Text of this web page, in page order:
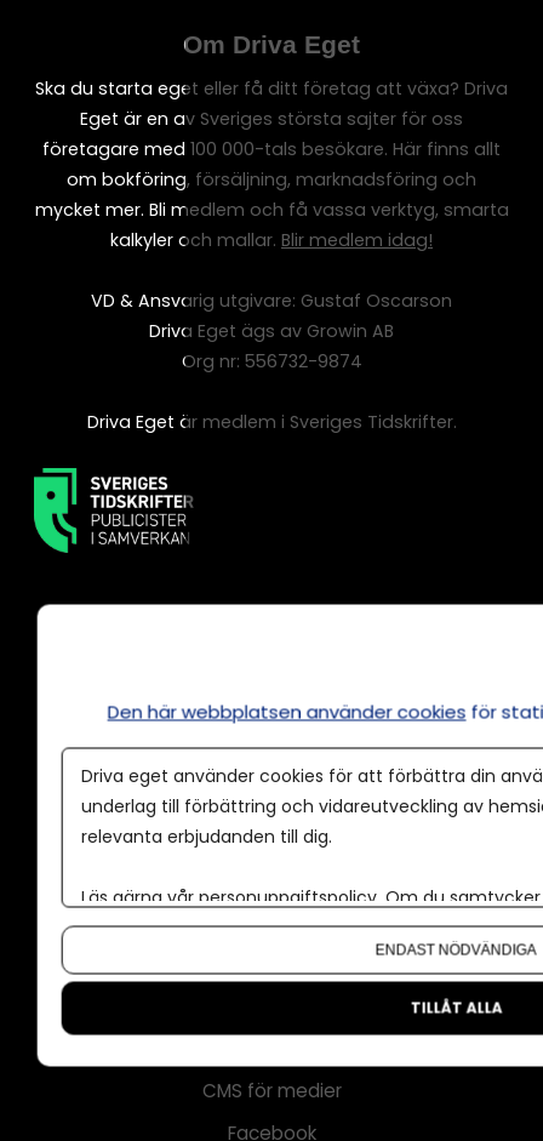
Om Driva Eget
Ska du starta eget eller få ditt företag att växa? Driva
Eget är en av Sveriges största sajter för oss
företagare med 100 000-tals besökare. Här finns allt
om bokföring, försäljning, marknadsföring och
mycket mer. Bli medlem och få vassa verktyg, smarta
kalkyler och mallar. Blir medlem idag!
VD & Ansvarig utgivare: Gustaf Oscarson
Driva Eget ägs av Growin AB
Org nr: 556732-9874
Driva Eget är medlem i Sveriges Tidskrifter.
Annonsera
Om cookies
Våra användarvillkor
Policy för AI
Tillgänglighet
CMS för medier
Facebook
Den här webbplatsen använder cookies för
Driva eget använder cookies för att förbättra din
underlag till förbättring och vidareutveckling av
relevanta erbjudanden till dig.
Läs gärna vår personuppgiftspolicy. Om du
Om du vill ändra ditt val i efterhand hittar du den
ENDAST NÖDVÄNDIGA
TILLÅT ALLA